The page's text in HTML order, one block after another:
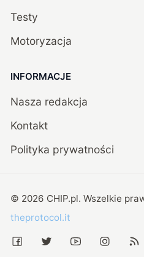
Testy
Motoryzacja
INFORMACJE
Nasza redakcja
Kontakt
Polityka prywatności
© 2026 CHIP.pl. Wszelkie
theprotocol.it